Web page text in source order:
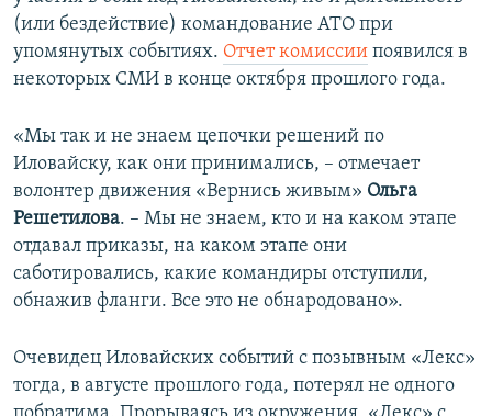
(или бездействие) командование АТО при
упомянутых событиях. Отчет комиссии появился в
некоторых СМИ в конце октября прошлого года.
«Мы так и не знаем цепочки решений по
Иловайску, как они принимались, – отмечает
волонтер движения «Вернись живым» Ольга
Решетилова. – Мы не знаем, кто и на каком этапе
отдавал приказы, на каком этапе они
саботировались, какие командиры отступили,
обнажив фланги. Все это не обнародовано».
Очевидец Иловайских событий с позывным «Лекс»
тогда, в августе прошлого года, потерял не одного